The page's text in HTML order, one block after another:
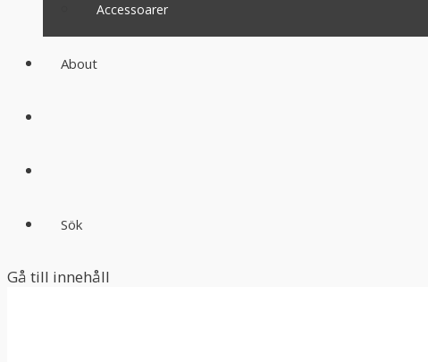
Accessoarer
About
Sök
Gå till innehåll